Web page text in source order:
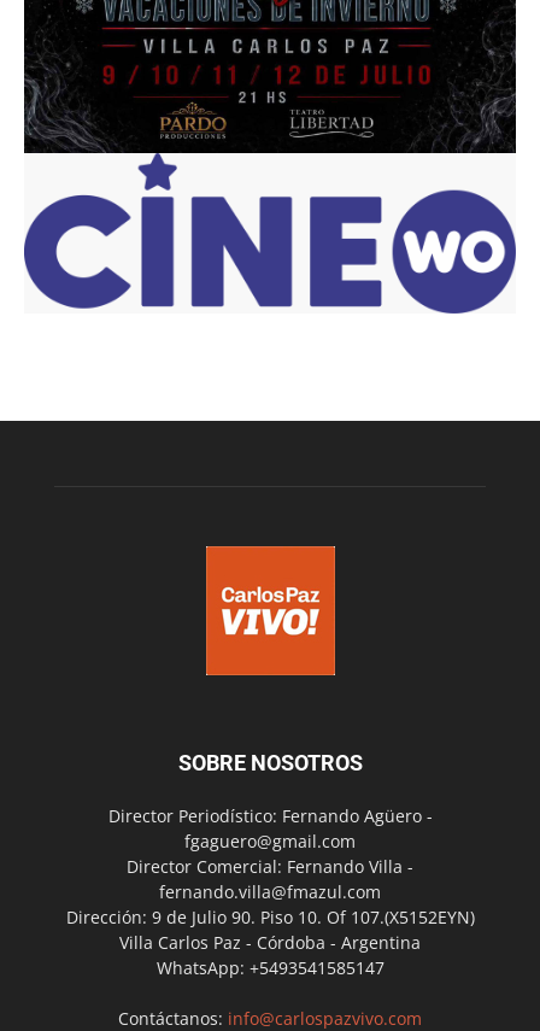
SOBRE NOSOTROS
Director Periodístico: Fernando Agüero -
fgaguero@gmail.com
Director Comercial: Fernando Villa -
fernando.villa@fmazul.com
Dirección: 9 de Julio 90. Piso 10. Of 107.(X5152EYN)
Villa Carlos Paz - Córdoba - Argentina
WhatsApp: +5493541585147
Contáctanos: info@carlospazvivo.com